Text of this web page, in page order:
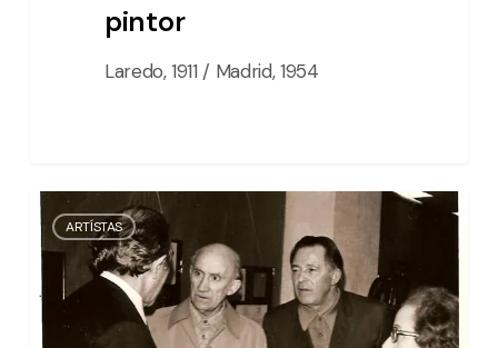
pintor
Laredo, 1911 / Madrid, 1954
Mauro
Muriedas
escultor
ARTÍSTAS